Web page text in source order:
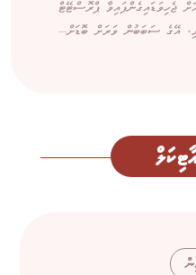
ޖެހިވަޑައިގެންފައިވާ ޕްރޮސްޓޭޓް
އޭގެ ސަބަބުން ވަރަށް ބޮޑަށް...